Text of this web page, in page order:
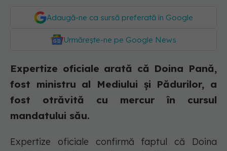
Adaugă-ne ca sursă preferată în Google
Urmărește-ne pe Google News
Expertize oficiale arată că Doina Pană,
fost ministru al Mediului și Pădurilor, a
fost otrăvită cu mercur în cursul
mandatului său.
Expertize oficiale confirmă faptul că Doina